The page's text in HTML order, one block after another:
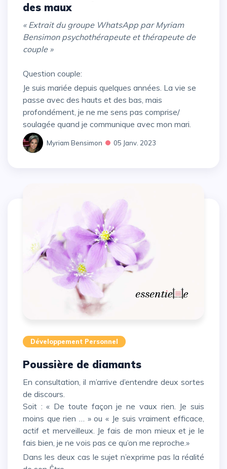
des maux
« Extrait du groupe WhatsApp par Myriam
Bensimon psychothérapeute et thérapeute de
couple »
Question couple:
Je suis mariée depuis quelques années. La vie se
passe avec des hauts et des bas, mais
profondément, je ne me sens pas comprise/
soulagée quand je communique avec mon mari.
Myriam Bensimon 05 Janv. 2023
Développement Personnel
Poussière de diamants
En consultation, il m’arrive d’entendre deux sortes
de discours.
Soit : « De toute façon je ne vaux rien. Je suis
moins que rien … » ou « Je suis vraiment efficace,
actif et merveilleux. Je fais de mon mieux et je le
fais bien, je ne vois pas ce qu’on me reproche.»
Dans les deux cas le sujet n’exprime pas la réalité